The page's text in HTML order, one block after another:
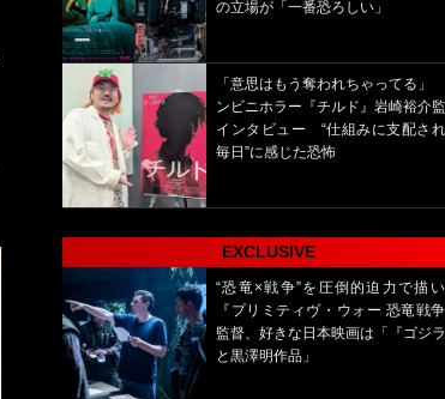
の立場が「一番恐ろしい」
「意思はもう奪われちゃってる」
ンビニホラー『チルド』岩崎裕介
インタビュー “仕組みに支配さ
毎日”に感じた恐怖
EXCLUSIVE
“恐竜×戦争”を圧倒的迫力で描
『プリミティヴ・ウォー 恐竜戦争
監督、好きな日本映画は「『ゴジラ
と黒澤明作品」